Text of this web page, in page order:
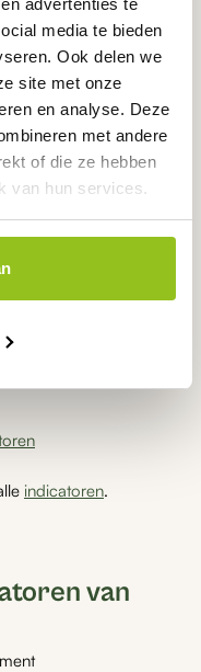
advertenties te
media te bieden
Ook delen we
site met onze
en analyse. Deze
met andere
of die ze hebben
van hun services.
vindt u
van
navigeren naar
indicatoren.
van